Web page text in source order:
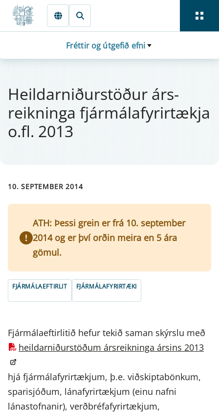
Fara beint í Meginmál
Fréttir og útgefið efni
Heil­d­arniður­stöður árs­
reikn­inga fjá­r­mála­fyr­ir­tækja
o.fl. 2013
10. SEPTEMBER 2014
ATH: Þessi grein er frá 10. september
2014 og er því orðin meira en 5 ára
gömul.
FJÁRMÁLAEFTIRLIT FJÁRMÁLAFYRIRTÆKI
Fjármálaeftirlitið hefur tekið saman skýrslu með
heildarniðurstöðum ársreikninga ársins 2013
hjá fjármálafyrirtækjum, þ.e. viðskiptabönkum,
sparisjóðum, lánafyrirtækjum (einu nafni
lánastofnanir), verðbréfafyrirtækjum,